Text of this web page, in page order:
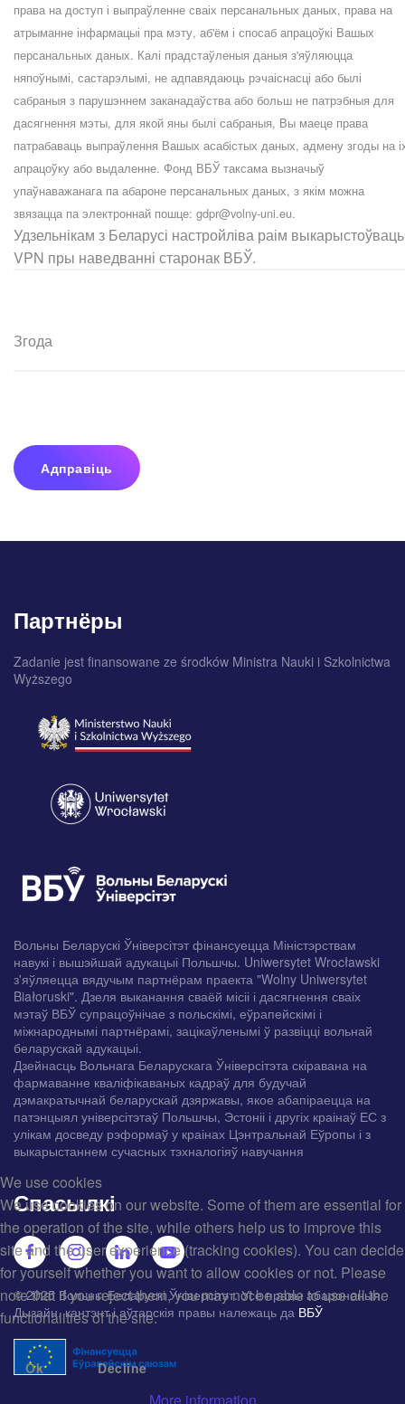
права на доступ і выпраўленне сваіх персанальных даных, права на
атрыманне інфармацыі пра мэту, аб'ём і спосаб апрацоўкі Вашых
персанальных даных. Калі прадстаўленыя даныя з'яўляюцца
няпоўнымі, састарэлымі, не адпавядаюць рэчаіснасці або былі
сабраныя з парушэннем заканадаўства або больш не патрэбныя для
дасягнення мэты, для якой яны былі сабраныя, Вы маеце права
патрабаваць выпраўлення Вашых асабістых даных, адмену згоды на
апрацоўку або выдаленне. Фонд ВБЎ таксама вызначыў
упаўнаважанага па абароне персанальных даных, з якім можна
звязацца па электроннай пошце: gdpr@volny-uni.eu.
Удзельнікам з Беларусі настройліва раім выкарыстоўваць
VPN пры наведванні старонак ВБЎ.
Згода
Адправіць
Партнёры
Zadanie jest finansowane ze środków Ministra Nauki i Szkolnictwa
Wyższego
Вольны Беларускі Ўніверсітэт фінансуецца Міністэрствам
навукі і вышэйшай адукацыі Польшчы. Uniwersytet Wrocławski
з'яўляецца вядучым партнёрам праекта "Wolny Uniwersytet
Białoruski". Дзеля выканання сваёй місіі і дасягнення сваіх
мэтаў ВБЎ супрацоўнічае з польскімі, еўрапейскімі і
міжнароднымі партнёрамі, зацікаўленымі ў развіцці вольнай
беларускай адукацыі.
Дзейнасць Вольнага Беларускага Ўніверсітэта скіравана на
фармаванне кваліфікаваных кадраў для будучай
дэмакратычнай беларускай дзяржавы, якое абапіраецца на
патэнцыял універсітэтаў Польшчы, Эстоніі і другіх краінаў ЕС з
улікам досведу рэформаў у краінах Цэнтральнай Еўропы і з
выкарыстаннем сучасных тэхналогіяў навучання
Спасылкі
© 2025 Вольны Беларускі Ўніверсітэт. Усе правы абароненыя.
Дызайн, кантэнт і аўтарскія правы належаць да ВБЎ
We use cookies
We use cookies on our website. Some of them are essential for
the operation of the site, while others help us to improve this
site and the user experience (tracking cookies). You can decide
for yourself whether you want to allow cookies or not. Please
note that if you reject them, you may not be able to use all the
functionalities of the site.
Ok Decline